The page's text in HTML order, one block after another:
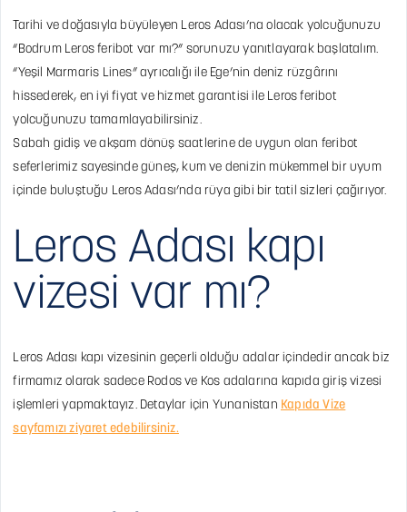
Tarihi ve doğasıyla büyüleyen Leros Adası’na olacak yolcuğunuzu
“Bodrum Leros feribot var mı?” sorunuzu yanıtlayarak başlatalım.
“Yeşil Marmaris Lines” ayrıcalığı ile Ege’nin deniz rüzgârını
hissederek, en iyi fiyat ve hizmet garantisi ile Leros feribot
yolcuğunuzu tamamlayabilirsiniz.
Sabah gidiş ve akşam dönüş saatlerine de uygun olan feribot
seferlerimiz sayesinde güneş, kum ve denizin mükemmel bir uyum
içinde buluştuğu Leros Adası’nda rüya gibi bir tatil sizleri çağırıyor.
Leros Adası kapı
vizesi var mı?
Leros Adası kapı vizesinin geçerli olduğu adalar içindedir ancak biz
firmamız olarak sadece Rodos ve Kos adalarına kapıda giriş vizesi
işlemleri yapmaktayız. Detaylar için Yunanistan Kapıda Vize
sayfamızı ziyaret edebilirsiniz.